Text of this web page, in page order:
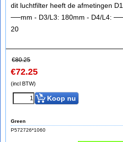
dit luchtfilter heeft de afmetingen
──mm - D3/L3: 180mm - D4/L4:
20
€80.25
€72.25
(incl BTW)
Koop nu
Green
P572726*1060